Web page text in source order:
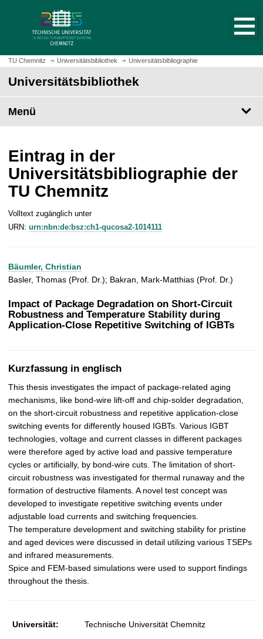
z
m
t
e
i
t
u
f
r
u
e
n
TU Chemnitz Universitätsbibliothek Universitätsbibliographie
Universitätsbibliothek
Menü
Eintrag in der
Universitätsbibliographie der
TU Chemnitz
Volltext zugänglich unter
URN: urn:nbn:de:bsz:ch1-qucosa2-1014111
Bäumler, Christian
Basler, Thomas (Prof. Dr.); Bakran, Mark-Matthias (Prof. Dr.)
Impact of Package Degradation on Short-Circuit
Robustness and Temperature Stability during
Application-Close Repetitive Switching of IGBTs
Kurzfassung in englisch
This thesis investigates the impact of package-related aging
mechanisms, like bond-wire lift-off and chip-solder degradation,
on the short-circuit robustness and repetitive application-close
switching events for differently housed IGBTs. Various IGBT
technologies, voltage and current classes in different packages
were therefore aged by active load and passive temperature
cycles or artificially, by bond-wire cuts. The limitation of short-
circuit robustness was investigated for thermal runaway and the
formation of destructive filaments. A novel test concept was
developed to investigate repetitive switching events under
adjustable load currents and switching frequencies.
The temperature development and switching stability for pristine
and aged devices were discussed in detail utilizing various TSEPs
and infrared measurements.
Spice and FEM-based simulations were used to support findings
throughout the thesis.
Universität: Technische Universität Chemnitz